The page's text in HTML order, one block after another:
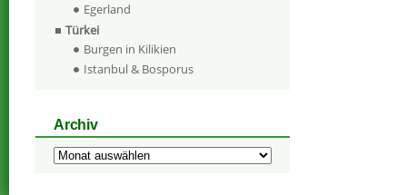
Egerland
Türkei
Burgen in Kilikien
Istanbul & Bosporus
Archiv
Archiv